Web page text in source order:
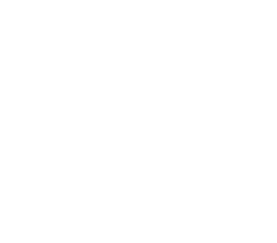
state impostate promozioni
ai canali. Dopo aver completato
vendita, partner e clienti solo